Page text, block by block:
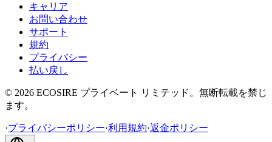
キャリア
お問い合わせ
サポート
規約
プライバシー
払い戻し
© 2026 ECOSIRE プライベート リミテッド。無断転載を禁じ
ます。
·プライバシーポリシー·利用規約·返金ポリシー